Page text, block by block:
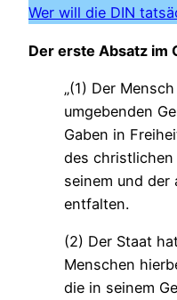
Wer will die DIN
Der erste Absatz im
„(1) Der
umgebenden
Gaben in
des
seinem und der
entfalten.
(2) Der Staat
Menschen
die in seinem